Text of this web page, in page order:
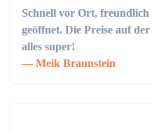
Schnell vor Ort,
geöffnet. Die Preise auf
alles super!
Meik Braunstein